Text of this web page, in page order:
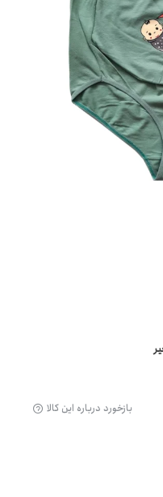
بازخورد درباره این کالا